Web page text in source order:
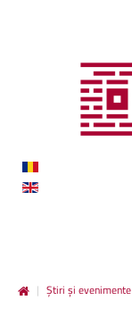
| Știri și evenimente